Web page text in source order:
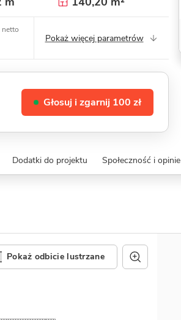
netto
Pokaż więcej parametrów
Głosuj i zgarnij 100 zł
Dodatki do projektu Społeczność i opinie
Pokaż odbicie lustrzane